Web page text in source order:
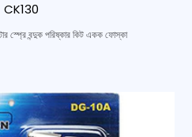
CK130
স্প্রে বন্দুক পরিষ্কার কিট একক ফোস্কা